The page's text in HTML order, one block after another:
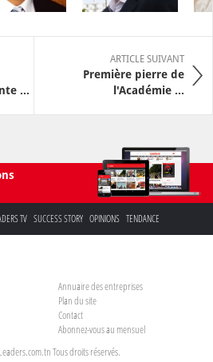
...
ARTICLE SUIVANT
Première pierre de
l'Académie ...
TV SUCCESS STORY OPINIONS TENDANCE
Annuaire des entreprises
Plan du site
Contact
Abonnez-vous au mensuel
Tous droits réservés.